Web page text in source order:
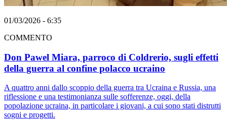
01/03/2026 - 6:35
COMMENTO
Don Pawel Miara, parroco di Coldrerio, sugli effetti
della guerra al confine polacco ucraino
A quattro anni dallo scoppio della guerra tra Ucraina e Russia, una
riflessione e una testimonianza sulle sofferenze, oggi, della
popolazione ucraina, in particolare i giovani, a cui sono stati distrutti
sogni e progetti.